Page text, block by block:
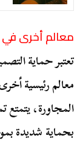
معالم أخرى في
تعتبر حماية
معالم رئيسية
المجاورة، يتمتع
بحماية شديدة